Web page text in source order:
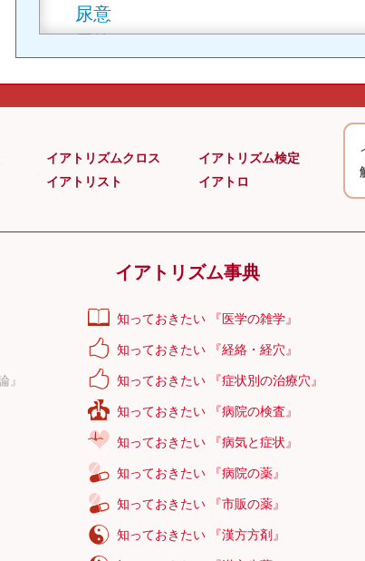
尿意
尿管
尿生殖隔膜
尿生殖三角
尿道
尿道海綿体
尿道球腺
尿毒症
イアトリズムクロス
イアトリスト
イアトリズム検定
イアトロ
』
イアトリズム事典
知っておきたい 『医学の雑学』
知っておきたい 『経絡・経穴』
知っておきたい 『症状別の治療穴』
知っておきたい 『病院の検査』
知っておきたい 『病気と症状』
知っておきたい 『病院の薬』
知っておきたい 『市販の薬』
知っておきたい 『漢方方剤』